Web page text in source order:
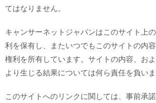
てはなりません。
キャンサーネットジャパンはこのサイト上
利を保有し、またいつでもこのサイトの内
権利を所有しています。サイトの内容、お
より生じる結果については何ら責任を負いま
このサイトへのリンクに関しては、事前承